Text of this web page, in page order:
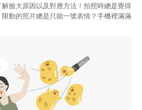
臉大原因以及對應方法！拍照時總是覺得
動的照片總是只能一號表情？手機裡滿滿
有夠礙眼！對吧！？其實臉部形狀和以上的
天ĒSEN解決大家的困擾啦!